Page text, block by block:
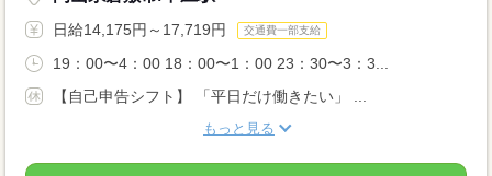
日給14,175円～17,719円 交通費一部支給
19：00〜4：00 18：00〜1：00 23：30〜3：3...
【自己申告シフト】 「平日だけ働きたい」 ...
もっと見る